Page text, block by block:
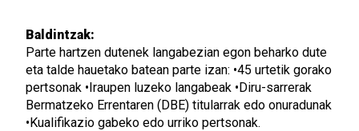
Baldintzak:
Parte hartzen dutenek langabezian egon beharko dute
eta talde hauetako batean parte izan: •45 urtetik gorako
pertsonak •Iraupen luzeko langabeak •Diru-sarrerak
Bermatzeko Errentaren (DBE) titularrak edo onuradunak
•Kualifikazio gabeko edo urriko pertsonak.